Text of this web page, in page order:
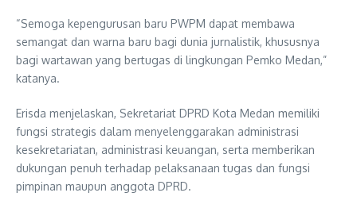
“Semoga kepengurusan baru PWPM dapat membawa
semangat dan warna baru bagi dunia jurnalistik, khususnya
bagi wartawan yang bertugas di lingkungan Pemko Medan,”
katanya.
Erisda menjelaskan, Sekretariat DPRD Kota Medan memiliki
fungsi strategis dalam menyelenggarakan administrasi
kesekretariatan, administrasi keuangan, serta memberikan
dukungan penuh terhadap pelaksanaan tugas dan fungsi
pimpinan maupun anggota DPRD.